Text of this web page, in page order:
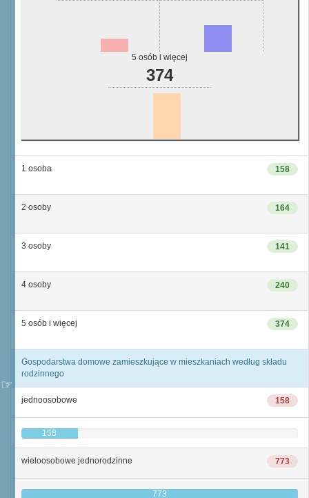
5 osób i więcej
374
158
1 osoba
164
2 osoby
141
3 osoby
240
4 osoby
374
5 osób i więcej
Gospodarstwa domowe zamieszkujące w mieszkaniach według składu
rodzinnego
158
jednoosobowe
158
773
wieloosobowe jednorodzinne
773